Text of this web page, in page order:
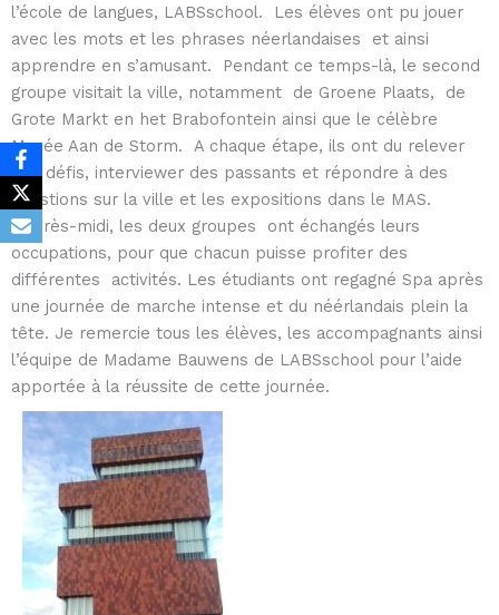
l’école de langues, LABSschool. Les élèves ont pu jouer
avec les mots et les phrases néerlandaises et ainsi
apprendre en s’amusant. Pendant ce temps-là, le second
groupe visitait la ville, notamment de Groene Plaats, de
Grote Markt en het Brabofontein ainsi que le célèbre
Musée Aan de Storm. A chaque étape, ils ont du relever
des défis, interviewer des passants et répondre à des
questions sur la ville et les expositions dans le MAS.
L’après-midi, les deux groupes ont échangés leurs
occupations, pour que chacun puisse profiter des
différentes activités. Les étudiants ont regagné Spa après
une journée de marche intense et du néérlandais plein la
tête. Je remercie tous les élèves, les accompagnants ainsi
l’équipe de Madame Bauwens de LABSschool pour l’aide
apportée à la réussite de cette journée.